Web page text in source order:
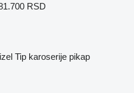
RSD
Tip karoserije pikap